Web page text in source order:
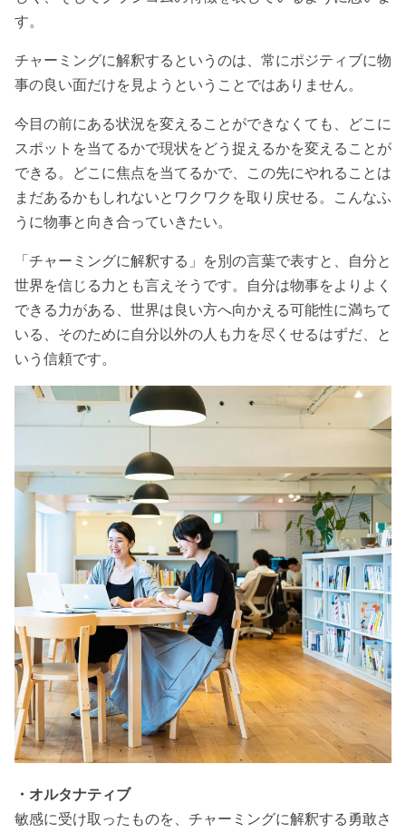
す。
チャーミングに解釈するというのは、常にポジティブに物
事の良い面だけを見ようということではありません。
今目の前にある状況を変えることができなくても、どこに
スポットを当てるかで現状をどう捉えるかを変えることが
できる。どこに焦点を当てるかで、この先にやれることは
まだあるかもしれないとワクワクを取り戻せる。こんなふ
うに物事と向き合っていきたい。
「チャーミングに解釈する」を別の言葉で表すと、自分と
世界を信じる力とも言えそうです。自分は物事をよりよく
できる力がある、世界は良い方へ向かえる可能性に満ちて
いる、そのために自分以外の人も力を尽くせるはずだ、と
いう信頼です。
・オルタナティブ
敏感に受け取ったものを、チャーミングに解釈する勇敢さ